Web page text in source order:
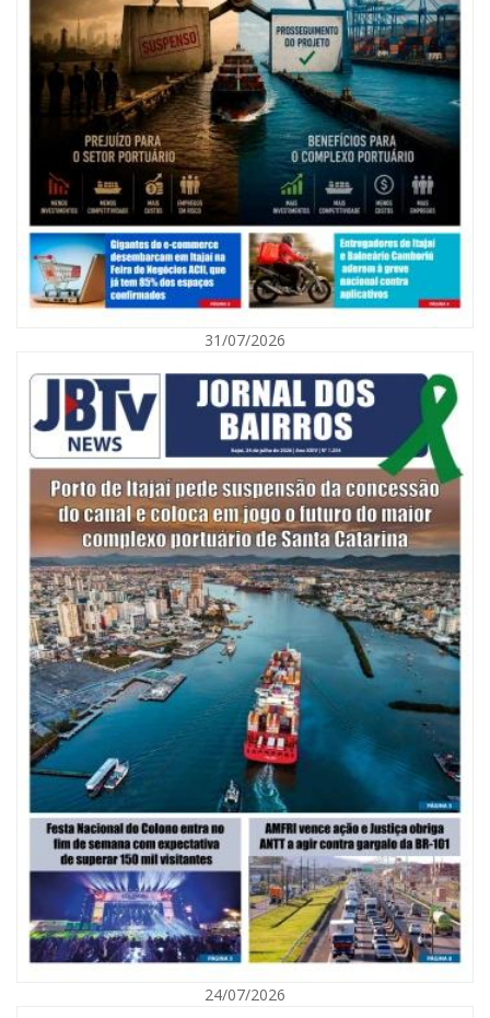
09/08/2026 | 07:00
Exposição revela a jornada de um pai diante da transição da filha em
BALNEÁRIO CAMBORIÚ
09/08/2026 | 07:00
Mostra Literária ocorrerá no Teatro Bruno Nitz dia 15 de agosto
GERAL
31/07/2026
24/07/2026